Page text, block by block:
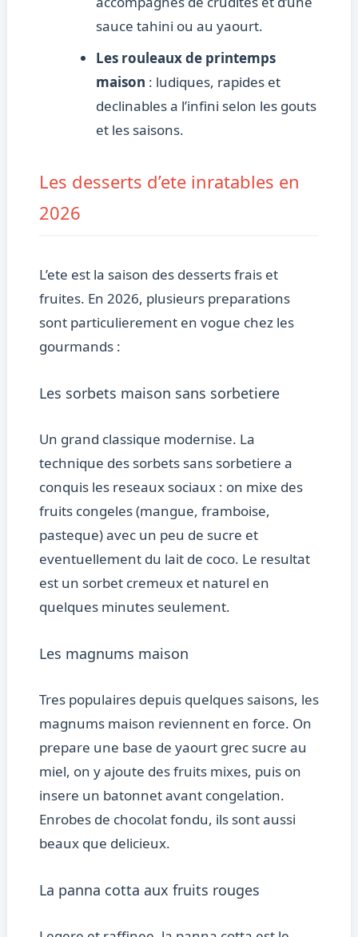
sauce tahini ou au yaourt.
Les rouleaux de printemps
maison : ludiques, rapides et
declinables a l’infini selon les gouts
et les saisons.
Les desserts d’ete inratables en
2026
L’ete est la saison des desserts frais et
fruites. En 2026, plusieurs preparations
sont particulierement en vogue chez les
gourmands :
Les sorbets maison sans sorbetiere
Un grand classique modernise. La
technique des sorbets sans sorbetiere a
conquis les reseaux sociaux : on mixe des
fruits congeles (mangue, framboise,
pasteque) avec un peu de sucre et
eventuellement du lait de coco. Le resultat
est un sorbet cremeux et naturel en
quelques minutes seulement.
Les magnums maison
Tres populaires depuis quelques saisons, les
magnums maison reviennent en force. On
prepare une base de yaourt grec sucre au
miel, on y ajoute des fruits mixes, puis on
insere un batonnet avant congelation.
Enrobes de chocolat fondu, ils sont aussi
beaux que delicieux.
La panna cotta aux fruits rouges